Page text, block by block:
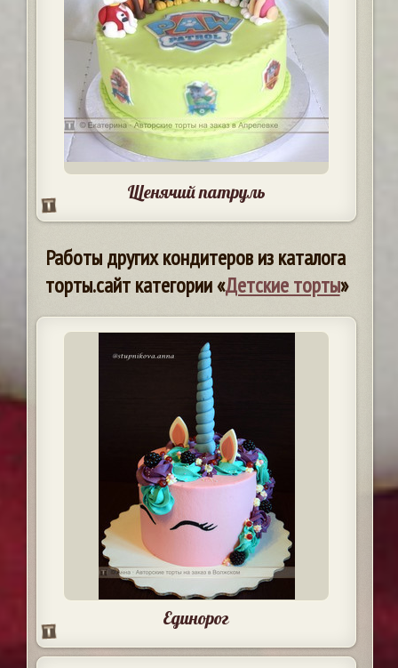
Щенячий патруль
Работы других кондитеров из каталога
торты.сайт категории «Детские торты»
Единорог